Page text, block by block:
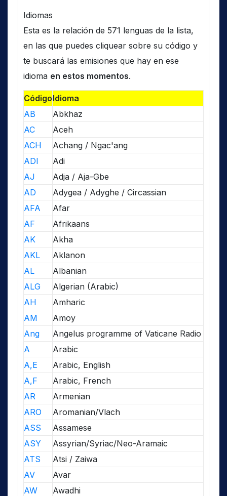
Idiomas
Esta es la relación de 571 lenguas de la lista,
en las que puedes cliquear sobre su código y
te buscará las emisiones que hay en ese
idioma en estos momentos.
CódigoIdioma
AB
Abkhaz
AC
Aceh
ACH
Achang / Ngac'ang
ADI
Adi
AJ
Adja / Aja-Gbe
AD
Adygea / Adyghe / Circassian
AFA
Afar
AF
Afrikaans
AK
Akha
AKL
Aklanon
AL
Albanian
ALG
Algerian (Arabic)
AH
Amharic
AM
Amoy
Ang
Angelus programme of Vaticane Radio
A
Arabic
A,E
Arabic, English
A,F
Arabic, French
AR
Armenian
ARO
Aromanian/Vlach
ASS
Assamese
ASY
Assyrian/Syriac/Neo-Aramaic
ATS
Atsi / Zaiwa
AV
Avar
AW
Awadhi